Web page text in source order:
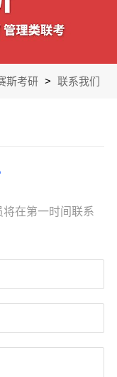
斯考研 > 联系我们
在第一时间联系